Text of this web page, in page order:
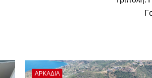
ΑΡΚΑΔΊΑ